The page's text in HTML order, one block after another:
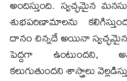
అందిస్తుంది. స్వచ్ఛమైన
శుభపరిణామాలను
దానం చిన్నదే అయినా
పెద్దగా ఉంటుందని,
కలుగుతుందని శాస్త్రాలు